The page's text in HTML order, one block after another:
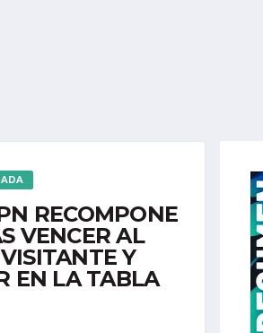
RECOMPONE
VENCER AL
Y
EN LA TABLA